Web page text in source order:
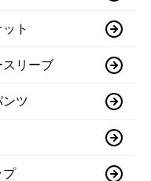
ト
スリーブ
ンツ
プ